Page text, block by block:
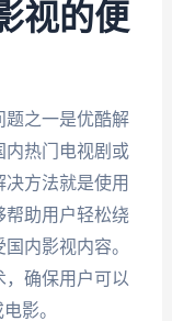
视的便
题之一是优酷解
内热门电视剧或
方法就是使用
帮助用户轻松绕
内影视内容。
确保用户可以
影。